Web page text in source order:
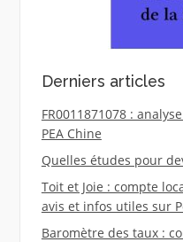
Derniers articles
FR0011871078 :
PEA Chine
Quelles études pour
Toit et Joie : compte
avis et infos utiles sur
Baromètre des taux :